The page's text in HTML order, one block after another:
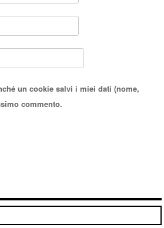
un cookie salvi i miei dati (nome,
commento.